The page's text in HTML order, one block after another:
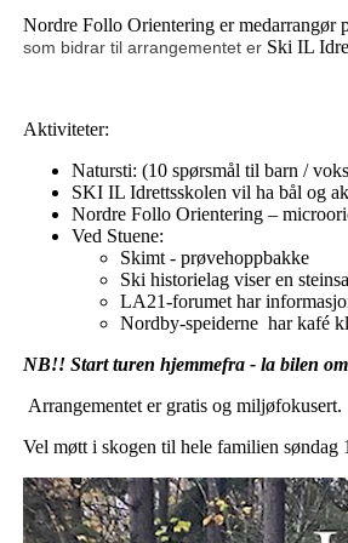
Nordre Follo Orientering er medarrangør
som bidrar til arrangementet er Ski IL
Aktiviteter:
Natursti: (10 spørsmål til barn /
SKI IL Idrettsskolen vil ha bål og
Nordre Follo Orientering –
Ved Stuene:
Skimt - prøvehoppbakke
Ski historielag viser en
LA21-forumet har
Nordby-speiderne har kafé
NB!! Start turen hjemmefra - la bilen
Arrangementet er gratis og miljøfokusert.
Vel møtt i skogen til hele familien søndag